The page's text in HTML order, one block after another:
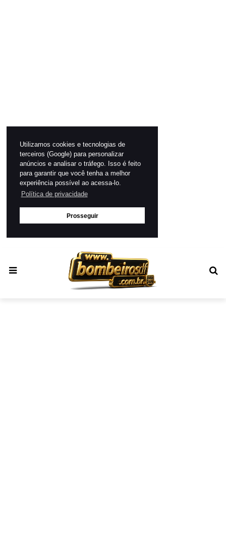
Utilizamos cookies e tecnologias de
terceiros (Google) para personalizar
anúncios e analisar o tráfego. Isso é feito
para garantir que você tenha a melhor
experiência possível ao acessa-lo.
Política de privacidade
Prosseguir